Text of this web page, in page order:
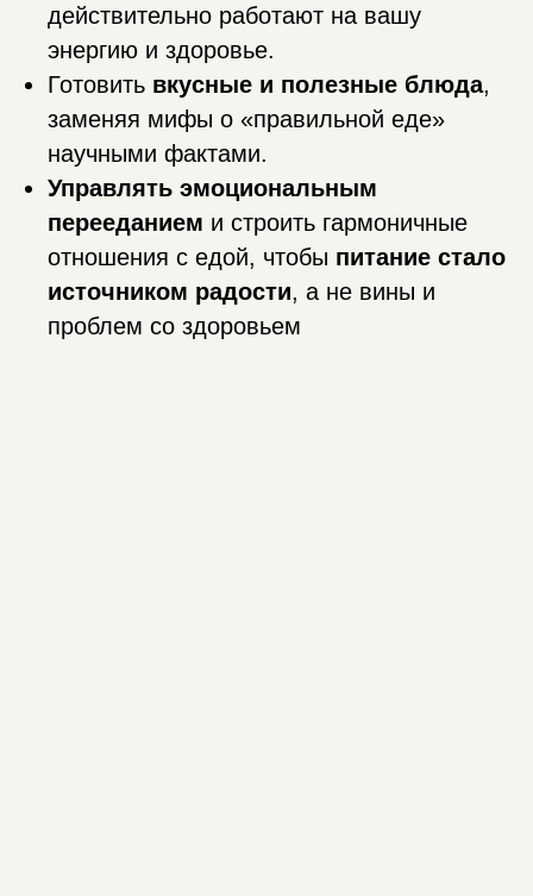
действительно работают на вашу
энергию и здоровье.
Готовить вкусные и полезные блюда,
заменяя мифы о «правильной еде»
научными фактами.
Управлять эмоциональным
перееданием и строить гармоничные
отношения с едой, чтобы питание стало
источником радости, а не вины и
проблем со здоровьем